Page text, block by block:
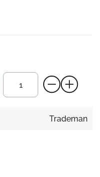
Trademan